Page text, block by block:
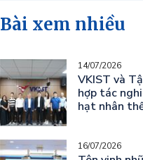
Bài xem nhiều
14/07/2026
VKIST và
hợp tác
hạt nhân
16/07/2026